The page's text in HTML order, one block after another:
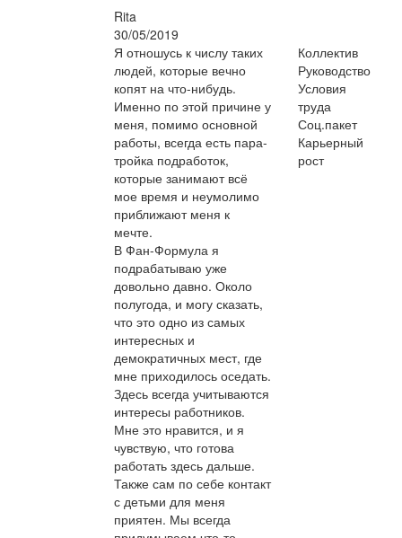
Rita
30/05/2019
Я отношусь к числу таких
людей, которые вечно
копят на что-нибудь.
Именно по этой причине у
меня, помимо основной
работы, всегда есть пара-
тройка подработок,
которые занимают всё
мое время и неумолимо
приближают меня к
мечте.
В Фан-Формула я
подрабатываю уже
довольно давно. Около
полугода, и могу сказать,
что это одно из самых
интересных и
демократичных мест, где
мне приходилось оседать.
Здесь всегда учитываются
интересы работников.
Мне это нравится, и я
чувствую, что готова
работать здесь дальше.
Также сам по себе контакт
с детьми для меня
приятен. Мы всегда
Коллектив
Руководство
Условия
труда
Соц.пакет
Карьерный
рост